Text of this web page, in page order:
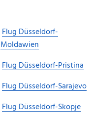
Flug Düsseldorf-
Moldawien
Flug Düsseldorf-Pristina
Flug Düsseldorf-Sarajevo
Flug Düsseldorf-Skopje